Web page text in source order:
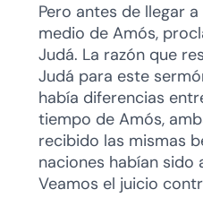
Pero antes de llegar
medio de Amós,
Judá. La razón que
Judá para este
había diferencias
tiempo de Amós,
recibido las mismas
naciones habían sido
Veamos el juicio